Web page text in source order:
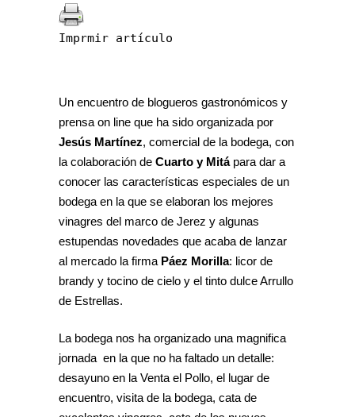
Imprmir artículo
Un encuentro de blogueros gastronómicos y
prensa on line que ha sido organizada por
Jesús Martínez, comercial de la bodega, con
la colaboración de Cuarto y Mitápara dar a
conocer las características especiales de un
bodega en la que se elaboran los mejores
vinagres del marco de Jerez y algunas
estupendas novedades que acaba de lanzar
al mercado la firma Páez Morilla: licor de
brandy y tocino de cielo y el tinto dulce Arrullo
de Estrellas.
La bodega nos ha organizado una magnifica
jornada en la que no ha faltado un detalle:
desayuno en la Venta el Pollo, el lugar de
encuentro, visita de la bodega, cata de